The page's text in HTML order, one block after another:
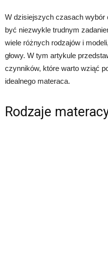
W dzisiejszych czasach wybór
być niezwykle trudnym
wiele różnych rodzajów i
głowy. W tym artykule
czynników, które warto wziąć
idealnego materaca.
Rodzaje